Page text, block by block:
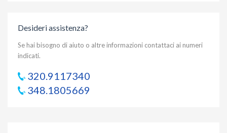
Desideri assistenza?
Se hai bisogno di aiuto o altre informazioni contattaci ai numeri
indicati.
320.9117340
348.1805669